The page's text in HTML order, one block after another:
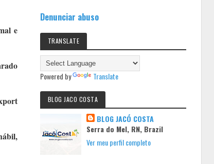
e
Denunciar abuso
TRANSLATE
Powered by Translate
BLOG JACO COSTA
BLOG JACÓ COSTA
Serra do Mel, RN, Brazil
Ver meu perfil completo